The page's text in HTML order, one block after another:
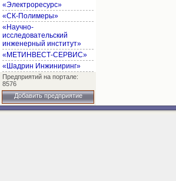
«Электроресурс»
«СК-Полимеры»
«Научно-
исследовательский
инженерный институт»
«МЕТИНВЕСТ-СЕРВИС»
«Шадрин Инжиниринг»
Предприятий на портале:
8576
Добавить предприятие